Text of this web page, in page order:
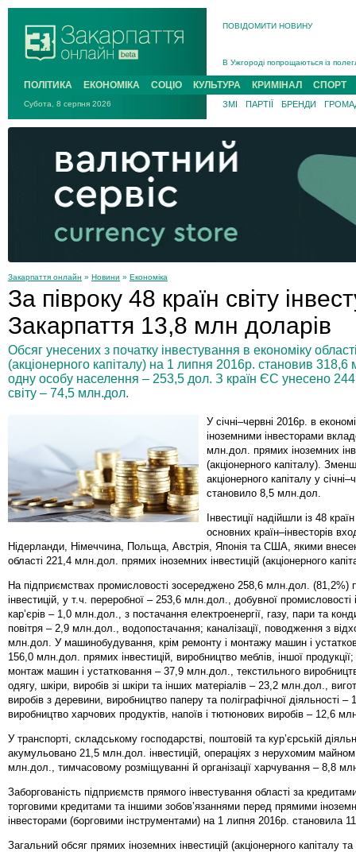
ПОВІДОМИТИ НОВИНУ
В Ужгороді попрощаються із
В Ужгороді 5 серпня
Підтвердили загибель
На війні з рф поліг військовий з
На Хустщині внаслідок ДТП за
Інструктора районного ТЦК на
ПОЛІТИКА ЕКОНОМІКА СОЦІО КУЛЬТУРА КРИМІНАЛ СПОРТ
Субота, 8 серпня 2026 ЗМІ ПАРТІЇ БРЕНДИ
Закарпаття онлайн » Новини » Економіка
За півроку 48 країн світу
Закарпаття 13,8 млн доларів
Обсяг унесених з початку інвестування в економіку
(акціонерного капіталу) на 1 липня 2016р. становив
одну особу населення – 253,5 дол. З країн ЄС унесено
світу – 74,5 млн.дол.
У січні–червні 2016р. в
іноземними інвесторами
млн.дол. прямих іноземних
(акціонерного капіталу).
акціонерного капіталу у
становило 8,5 млн.дол.
Інвестиції надійшли із 48
основних країн–інвесторів
Нідерланди, Німеччина, Польща, Австрія, Японія та США, якими
області 221,4 млн.дол. прямих іноземних інвестицій (акціонерного
На підприємствах промисловості зосереджено 258,6 млн.дол. (81,2%)
інвестицій, у т.ч. переробної – 253,6 млн.дол., добувної промисловості
кар’єрів – 1,0 млн.дол., з постачання електроенергії, газу, пари та
повітря – 2,9 млн.дол., водопостачання; каналізації, поводження з
млн.дол. У машинобудування, крім ремонту і монтажу машин і
156,0 млн.дол. прямих інвестицій, виробництво меблів, іншої продукції;
монтаж машин і устатковання – 37,9 млн.дол., текстильного
одягу, шкіри, виробів зі шкіри та інших матеріалів – 23,2 млн.дол.,
виробів з деревини, виробництво паперу та поліграфічної діяльності
виробництво харчових продуктів, напоїв і тютюнових виробів – 12,6
У транспорті, складському господарстві, поштовій та кур’єрській
акумульовано 21,5 млн.дол. інвестицій, операціях з нерухомим
млн.дол., тимчасовому розміщуванні й організації харчування – 8,8
Заборгованість підприємств прямого інвестування області за
торговими кредитами та іншими зобов’язаннями перед прямими
інвесторами (борговими інструментами) на 1 липня 2016р. становила
Загальний обсяг прямих іноземних інвестицій (акціонерного капіталу